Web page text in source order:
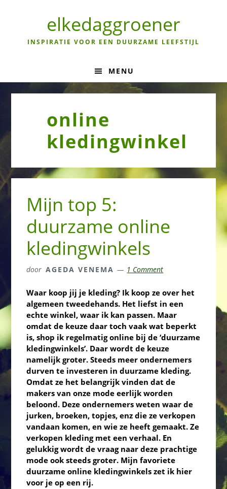
navigation
elkedaggroener
INSPIRATIE VOOR EEN DUURZAME LEEFSTIJL
MENU
online
kledingwinkel
Mijn top 5:
duurzame online
kledingwinkels
door AGEDA VENEMA 1 Comment
Waar koop jij je kleding? Ik koop ze over het
algemeen tweedehands. Het liefst in een
echte winkel, waar ik kan passen. Maar
omdat de keuze daar toch vaak wat beperkt
is, shop ik regelmatig online bij de ‘duurzame
kledingwinkels’. Daar wordt de keuze
namelijk groter. Steeds meer ondernemers
durven te investeren in duurzame kleding.
Omdat ze het belangrijk vinden dat de
makers van onze mode eerlijk worden
beloond. Deze ondernemers weten waar de
jurken, broeken, topjes, enz die ze verkopen
vandaan komen, en wie ze heeft gemaakt. Ze
verkopen kleding met een verhaal. En
gelukkig wordt de vraag naar deze prachtige
mode ook steeds groter. Mijn favoriete
duurzame online kledingwinkels zet ik hier
voor je op een rij.